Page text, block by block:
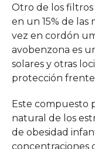
Otro de los filtros
en un 15% de
vez en cordón
avobenzona es
solares y otras
protección frente
Este compuesto
natural de los
de obesidad
concentraciones